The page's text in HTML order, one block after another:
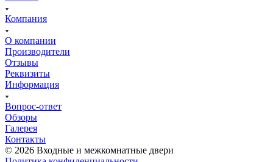
Компания
О компании
Производители
Отзывы
Реквизиты
Информация
Вопрос-ответ
Обзоры
Галерея
Контакты
© 2026 Входные и межкомнатные двери